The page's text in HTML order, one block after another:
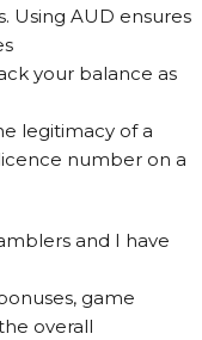
Using AUD ensures
your balance as
legitimacy of a
number on a
and I have
game
overall